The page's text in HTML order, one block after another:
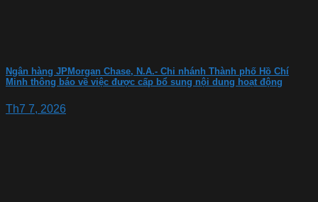
Ngân hàng JPMorgan Chase, N.A.- Chi nhánh Thành phố Hồ Chí
Minh thông báo về việc được cấp bổ sung nội dung hoạt động
Th7 7, 2026